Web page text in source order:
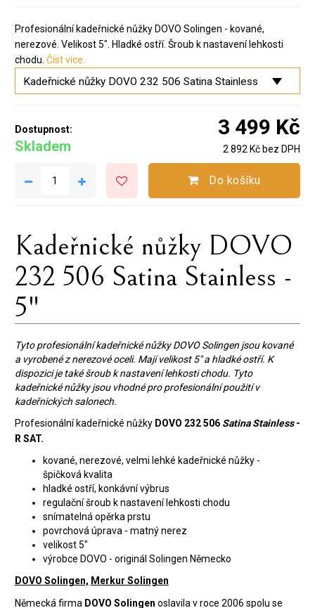
Profesionální kadeřnické nůžky DOVO Solingen - kované,
nerezové. Velikost 5". Hladké ostří. Šroub k nastavení lehkosti
chodu. Číst více..
Dostupnost:
Skladem
3 499 Kč
2 892 Kč bez DPH
Do košíku
Kadeřnické nůžky DOVO
232 506 Satina Stainless -
5"
Tyto profesionální kadeřnické nůžky DOVO Solingen jsou kované
a vyrobené z nerezové oceli. Mají velikost 5" a hladké ostří. K
dispozici je také šroub k nastavení lehkosti chodu. Tyto
kadeřnické nůžky jsou vhodné pro profesionální použití v
kadeřnických salonech.
Profesionální kadeřnické nůžky DOVO 232 506 Satina Stainless-
R SAT.
kované, nerezové, velmi lehké kadeřnické nůžky -
špičková kvalita
hladké ostří, konkávní výbrus
regulační šroub k nastavení lehkosti chodu
snímatelná opěrka prstu
povrchová úprava - matný nerez
velikost 5"
výrobce DOVO - originál Solingen Německo
DOVO Solingen, Merkur Solingen
Německá firma DOVO Solingen oslavila v roce 2006 spolu se